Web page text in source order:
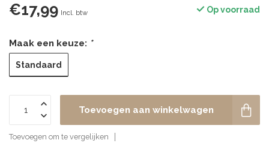
€17,99 Incl. btw Op voorraad
Maak een keuze: *
Standaard
Toevoegen aan winkelwagen
Toevoegen om te vergelijken